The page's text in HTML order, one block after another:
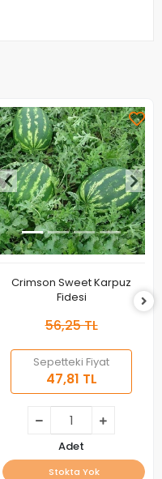
Crimson Sweet Karpuz
Fidesi
56,25 TL
Sepetteki Fiyat
47,81 TL
Adet
Stokta Yok